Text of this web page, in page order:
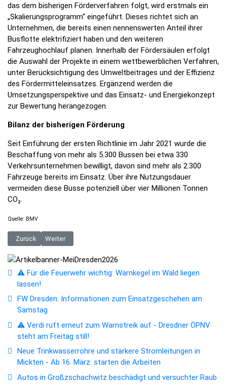
das dem bisherigen Förderverfahren folgt, wird erstmals ein
„Skalierungsprogramm“ eingeführt. Dieses richtet sich an
Unternehmen, die bereits einen nennenswerten Anteil ihrer
Busflotte elektrifiziert haben und den weiteren
Fahrzeughochlauf planen. Innerhalb der Fördersäulen erfolgt
die Auswahl der Projekte in einem wettbewerblichen Verfahren,
unter Berücksichtigung des Umweltbeitrages und der Effizienz
des Fördermitteleinsatzes. Ergänzend werden die
Umsetzungsperspektive und das Einsatz- und Energiekonzept
zur Bewertung herangezogen.
Bilanz der bisherigen Förderung
Seit Einführung der ersten Richtlinie im Jahr 2021 wurde die
Beschaffung von mehr als 5.300 Bussen bei etwa 330
Verkehrsunternehmen bewilligt, davon sind mehr als 2.300
Fahrzeuge bereits im Einsatz. Über ihre Nutzungsdauer
vermeiden diese Busse potenziell über vier Millionen Tonnen
CO₂.
Quelle: BMV
Vorheriger Beitrag: Deutscher Angelfischerverband e.V. sucht den
Zurück Nächster Beitrag: E-Auto-Förderung kann ab jetzt beantragt
Weiter
⚠️ Für die Feuerwehr wichtig: Warnkegel im Wald liegen
lassen!
FW Dresden: Informationen zum Einsatzgeschehen am
Samstag
⚠️ Verdi ruft erneut zum Warnstreik auf - Dresdner ÖPNV
steht am Freitag still!
Neue Trinkwasserrohre und stärkere Stromleitungen in
Mickten - Ab 16. März: starten die Arbeiten
Autos in Großzschachwitz beschädigt und versuchter Raub